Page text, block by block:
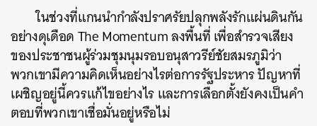
ในช่วงที่แกนนำกำลังปราศรัยปลุกพลังรักแผ่นดินกัน
อย่างดุเดือด The Momentum ลงพื้นที่ เพื่อสำรวจเสียง
ของประชาชนผู้ร่วมชุมนุมรอบอนุสาวรีย์ชัยสมรภูมิว่า
พวกเขามีความคิดเห็นอย่างไรต่อการรัฐประหาร ปัญหาที่
เผชิญอยู่นี้ควรแก้ไขอย่างไร และการเลือกตั้งยังคงเป็นคำ
ตอบที่พวกเขาเชื่อมั่นอยู่หรือไม่